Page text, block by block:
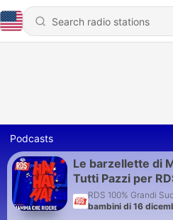
Podcasts
Le barzellette di
Tutti Pazzi per
RDS 100% Grandi
bambini di 16